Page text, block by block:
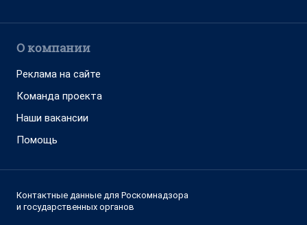
О компании
Реклама на сайте
Команда проекта
Наши вакансии
Помощь
Контактные данные для Роскомнадзора
и государственных органов